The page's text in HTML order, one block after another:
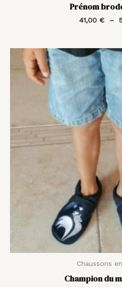
Prénom
41,00 € –
Chaussons
Champion du